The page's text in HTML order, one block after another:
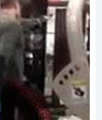
aby się